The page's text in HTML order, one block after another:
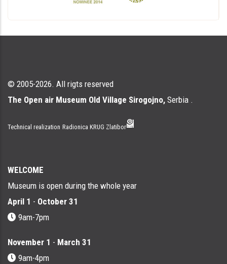
© 2005-2026. All rigts reserved
The Open air Museum Old Village Sirogojno, Serbia .
Technical realization Radionica KRUG Zlatibor
WELCOME
Museum is open during the whole year
April 1 - October 31
9am-7pm
November 1 - March 31
9am-4pm